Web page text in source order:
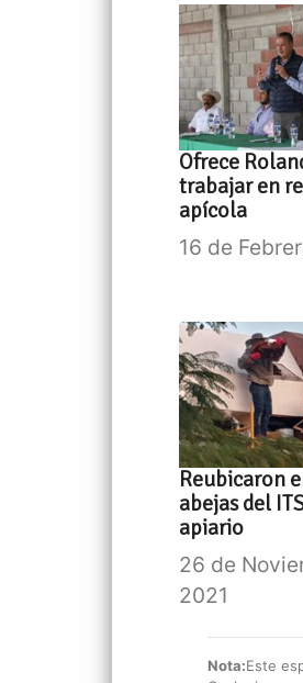
Ofrece
trabajar en
apícola
16 de
Reubicaron
abejas del
apiario
26 de
2021
Nota:Este